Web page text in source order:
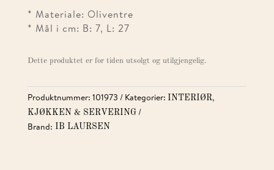
* Materiale: Oliventre
* Mål i cm: B: 7, L: 27
Dette produktet er for tiden utsolgt og utilgjengelig.
Produktnummer: 101973 Kategorier: INTERIØR,
KJØKKEN & SERVERING
Brand: IB LAURSEN